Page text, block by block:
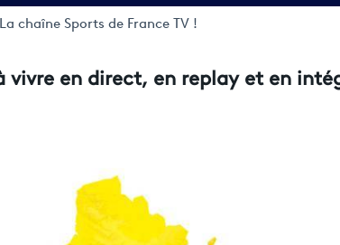
La chaîne Sports de France TV !
vivre en direct, en replay et en